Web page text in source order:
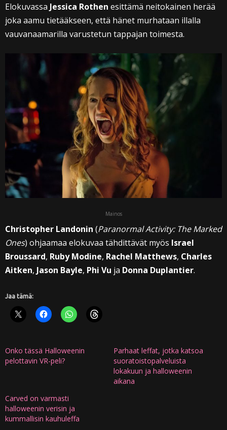
Elokuvassa Jessica Rothen esittämä neitokainen herää
joka aamu tietääkseen, että hänet murhataan illalla
vauvanaamarilla varustetun tappajan toimesta.
Mainos
Christopher Landonin (Paranormal Activity: The Marked
Ones) ohjaamaa elokuvaa tähdittävät myös Israel
Broussard, Ruby Modine, Rachel Matthews, Charles
Aitken, Jason Bayle, Phi Vu ja Donna Duplantier.
Jaa tämä:
Onko tässä Halloweenin
pelottavin VR-peli?
Parhaat leffat, jotka katsoa
suoratoistopalveluista
lokakuun ja halloweenin
aikana
Carved on varmasti
halloweenin verisin ja
kummallisin kauhuleffa